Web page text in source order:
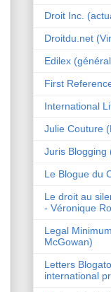
Droit Inc.
Droitdu.net
Edilex
First
International
Julie Couture
Juris Blogging
Le Blogue du
Le droit au
- Véronique
Legal
McGowan)
Letters
international